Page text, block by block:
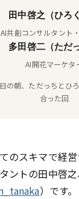
田中啓之（ひろ
共創コンサルタント
多田啓二（ただ
AI開花マーケタ
の朝、ただっちとひ
合った回
のスキマで経
ントの田中啓之
）です。